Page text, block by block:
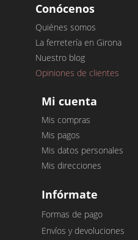
Conócenos
Quiénes somos
La ferretería en Girona
Nuestro blog
Opiniones de clientes
Mi cuenta
Mis compras
Mis pagos
Mis datos personales
Mis direcciones
Infórmate
Formas de pago
Envíos y devoluciones